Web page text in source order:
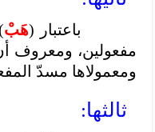
باعتبار (هَبْ
مفعولين، ومعروف
ومعمولاها مسدّ
ثالثها: